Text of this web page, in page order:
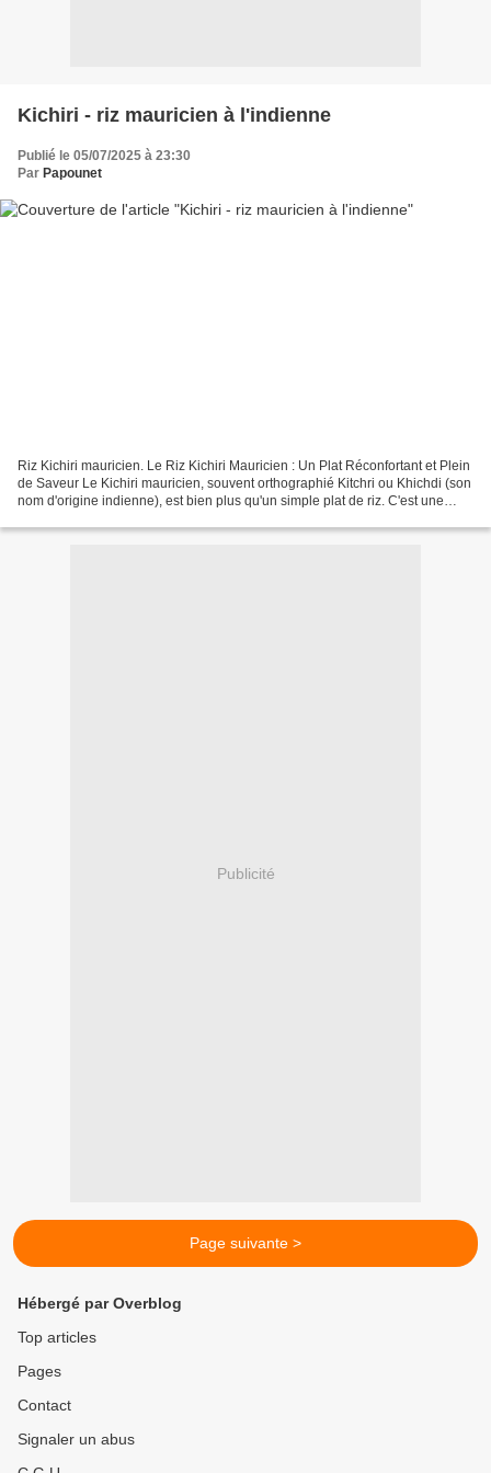
Kichiri - riz mauricien à l'indienne
Publié le 05/07/2025 à 23:30
Par Papounet
Riz Kichiri mauricien. Le Riz Kichiri Mauricien : Un Plat Réconfortant et Plein
de Saveur Le Kichiri mauricien, souvent orthographié Kitchri ou Khichdi (son
nom d'origine indienne), est bien plus qu'un simple plat de riz. C'est une
Publicité
Page suivante >
Hébergé par Overblog
Top articles
Pages
Contact
Signaler un abus